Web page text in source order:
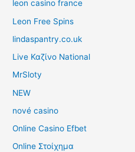
leon casino france
Leon Free Spins
lindaspantry.co.uk
Live Καζίνο National
MrSloty
NEW
nové casino
Online Casino Efbet
Online Στοίχημα